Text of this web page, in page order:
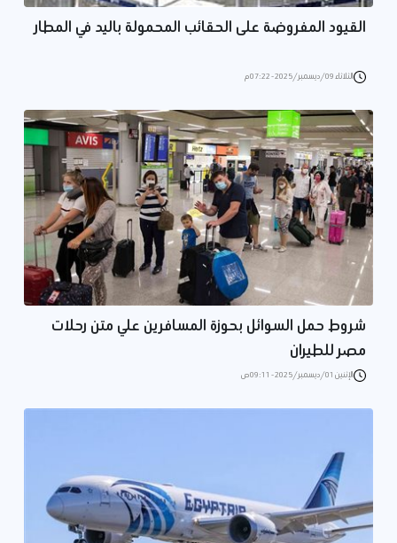
القيود المفروضة على الحقائب المحمولة باليد في المطار
الثلاثاء 09/ديسمبر/2025 - 07:22 م
شروط حمل السوائل بحوزة المسافرين علي متن رحلات
مصر للطيران
الإثنين 01/ديسمبر/2025 - 09:11 ص